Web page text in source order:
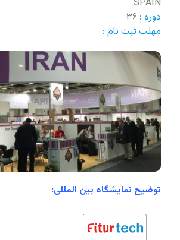
SPAIN
دوره :
مهلت ثبت نام :
توضیح نمایشگاه بین المللی: